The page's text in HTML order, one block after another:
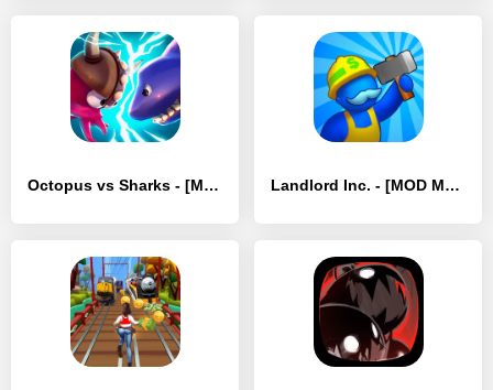
Octopus vs Sharks - [MOD Много монет] Landlord Inc. - [MOD Много денег]